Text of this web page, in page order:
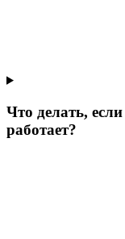
Что делать,
работает?